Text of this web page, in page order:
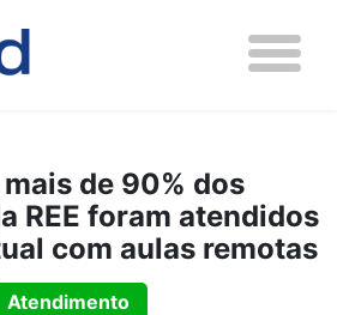
mais de 90% dos
REE foram atendidos
com aulas remotas
Atendimento